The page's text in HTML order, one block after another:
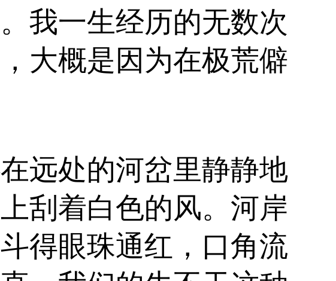
我一生经历的无数次
大概是因为在极荒僻
远处的河岔里静静地
刮着白色的风。河岸
得眼珠通红，口角流